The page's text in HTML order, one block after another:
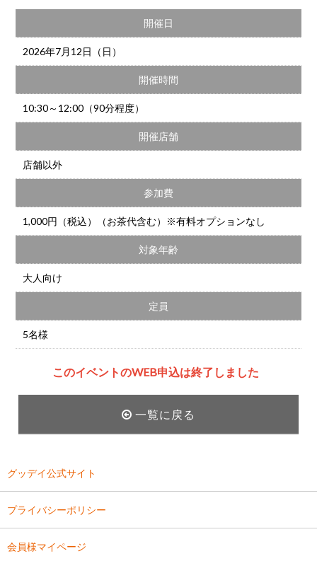
開催日
2026年7月12日（日）
開催時間
10:30～12:00（90分程度）
開催店舗
店舗以外
参加費
1,000円（税込）（お茶代含む）※有料オプションなし
対象年齢
大人向け
定員
5名様
このイベントのWEB申込は終了しました
一覧に戻る
グッデイ公式サイト
プライバシーポリシー
会員様マイページ